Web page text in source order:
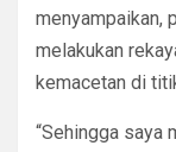
menyampaikan,
melakukan
kemacetan di
“Sehingga saya